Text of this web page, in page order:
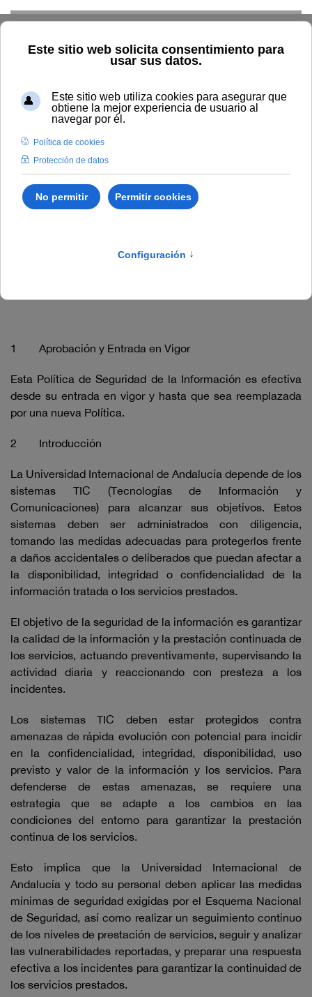
Inicio BOUNIA
Política de Seguridad de la Información
(aprobado en Acuerdo del Consejo de Gobierno de la
Publicado en:
Aprobado en Acuerdo 51/2018, del Consejo de Gobierno
1 Aprobación y Entrada en Vigor
Esta Política de Seguridad de la Información es efectiva
desde su entrada en vigor y hasta que sea reemplazada
por una nueva Política.
2 Introducción
La Universidad Internacional de Andalucía depende de los
sistemas TIC (Tecnologías de Información y
Comunicaciones) para alcanzar sus objetivos. Estos
sistemas deben ser administrados con diligencia,
tomando las medidas adecuadas para protegerlos frente
a daños accidentales o deliberados que puedan afectar a
la disponibilidad, integridad o confidencialidad de la
información tratada o los servicios prestados.
El objetivo de la seguridad de la información es garantizar
la calidad de la información y la prestación continuada de
los servicios, actuando preventivamente, supervisando la
actividad diaria y reaccionando con presteza a los
incidentes.
Los sistemas TIC deben estar protegidos contra
amenazas de rápida evolución con potencial para incidir
en la confidencialidad, integridad, disponibilidad, uso
previsto y valor de la información y los servicios. Para
defenderse de estas amenazas, se requiere una
estrategia que se adapte a los cambios en las
condiciones del entorno para garantizar la prestación
continua de los servicios.
Esto implica que la Universidad Internacional de
Andalucía y todo su personal deben aplicar las medidas
mínimas de seguridad exigidas por el Esquema Nacional
de Seguridad, así como realizar un seguimiento continuo
de los niveles de prestación de servicios, seguir y analizar
las vulnerabilidades reportadas, y preparar una respuesta
efectiva a los incidentes para garantizar la continuidad de
los servicios prestados.